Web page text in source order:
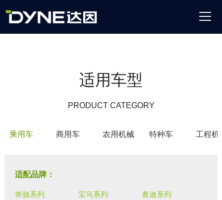
适用车型
PRODUCT CATEGORY
乘用车 商用车 农用机械 特种车 工程机
适配品牌：
奔驰系列 宝马系列 奥迪系列